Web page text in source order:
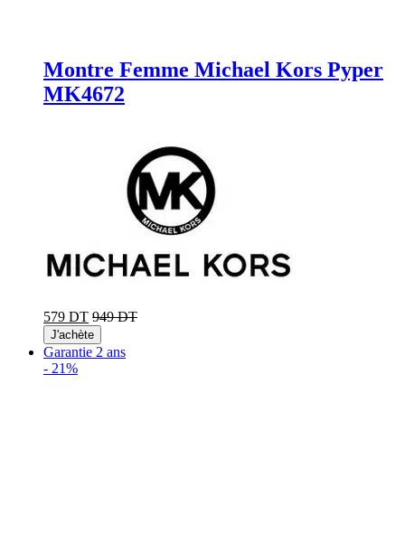
Montre Femme Michael Kors Pyper
MK4672
579 DT 949 DT
J'achète
Garantie 2 ans
- 21%